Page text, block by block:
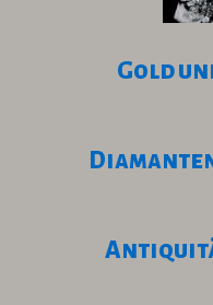
Gold